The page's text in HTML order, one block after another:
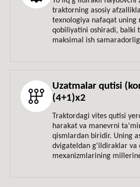
traktorning asosiy
texnologiya nafaqat uning
qobiliyatini oshiradi, balki
maksimal ish
Uzatmalar qutisi
(4+1)х2
Traktordagi vites qutisi
harakat va manevrni
qismlardan biridir. Uning
dvigateldan g'ildiraklar va
mexanizmlarining